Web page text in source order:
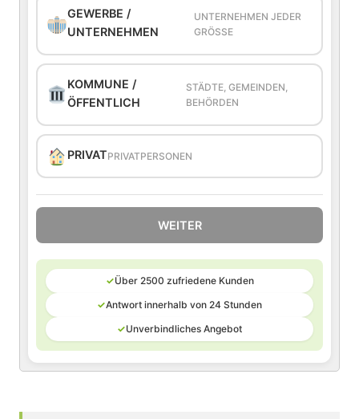
GEWERBE /
UNTERNEHMEN
UNTERNEHMEN JEDER
GRÖSSE
KOMMUNE /
ÖFFENTLICH
STÄDTE, GEMEINDEN,
BEHÖRDEN
PRIVATPRIVATPERSONEN
WEITER
✓Über 2500 zufriedene Kunden
✓Antwort innerhalb von 24 Stunden
✓Unverbindliches Angebot